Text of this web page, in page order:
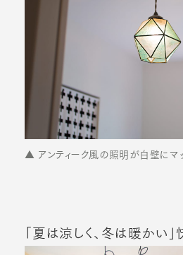
▲ アンティーク風の照明が白壁にマ
「夏は涼しく、冬は暖かい